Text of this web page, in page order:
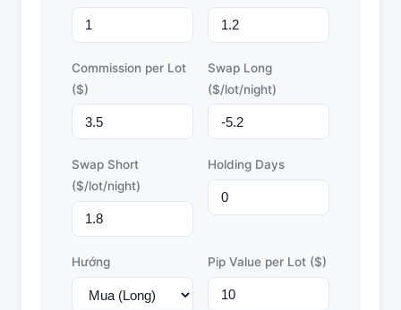
Commission per Lot
($)
Swap Long
($/lot/night)
Swap Short
($/lot/night)
Holding Days
Hướng Pip Value per Lot ($)